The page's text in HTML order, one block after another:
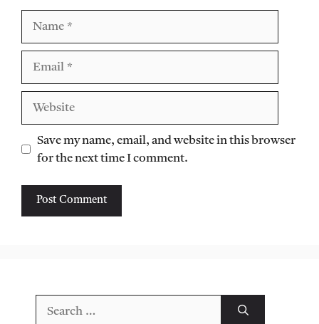
Save my name, email, and website in this browser
for the next time I comment.